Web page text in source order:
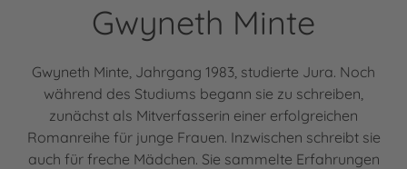
Gwyneth Minte
Gwyneth Minte, Jahrgang 1983, studierte Jura. Noch
während des Studiums begann sie zu schreiben,
zunächst als Mitverfasserin einer erfolgreichen
Romanreihe für junge Frauen. Inzwischen schreibt sie
auch für freche Mädchen. Sie sammelte Erfahrungen